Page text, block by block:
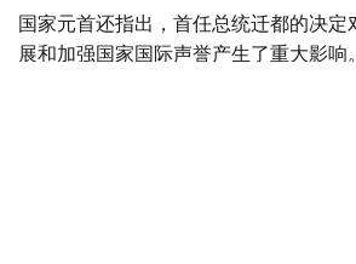
国家元首还指出，首任总统迁都的决定
展和加强国家国际声誉产生了重大影响。